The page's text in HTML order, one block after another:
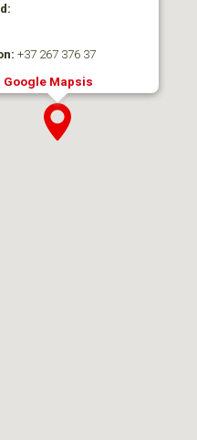
+37 267 376 37
Google Mapsis